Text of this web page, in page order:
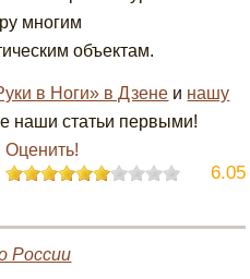
многим
объектам.
в Ноги» в Дзене и нашу
наши статьи первыми!
Оценить!
6.05
России